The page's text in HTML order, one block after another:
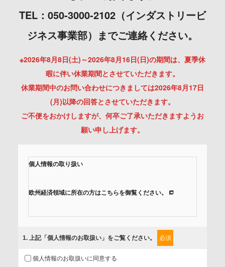
TEL：050-3000-2102（インダストリービ
ジネス事業部）までご連絡ください。
※2026年8月8日(土)～2026年8月16日(日)の期間は、夏季休
暇に伴い休業期間とさせていただきます。
休業期間中のお問い合わせにつきましては2026年8月17日
(月)以降の回答とさせていただきます。
ご不便をおかけしますが、何卒ご了承いただきますようお
願い申し上げます。
個人情報の取り扱い
欧州経済領域に所在の方はこちらを御覧ください。
組みを行っています。
に取扱い、これらで定める範囲内で、サービスの提供やご案
1. 上記「個人情報のお取扱い」をご覧ください。 必須
個人情報のお取扱いに同意する